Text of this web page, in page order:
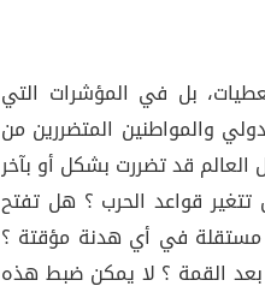
بل في المؤشرات التي
والمواطنين المتضررين من
العالم قد تضررت بشكل أو بآخر
قواعد الحرب ؟ هل تفتح
مستقلة في أي هدنة مؤقتة ؟
بعد القمة ؟ لا يمكن ضبط هذه